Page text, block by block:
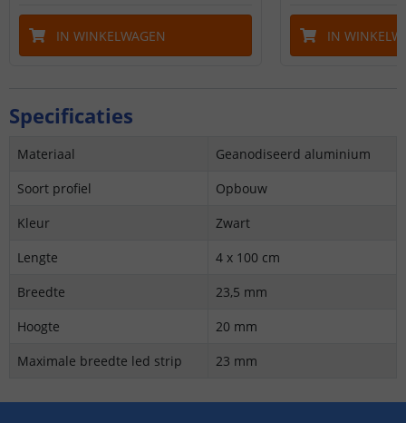
IN WINKELWAGEN IN
Specificaties
Materiaal
Geanodiseerd aluminium
Soort profiel
Opbouw
Kleur
Zwart
Lengte
4 x 100 cm
Breedte
23,5 mm
Hoogte
20 mm
Maximale breedte led strip
23 mm